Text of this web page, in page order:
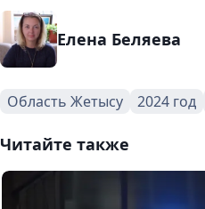
Елена Беляева
Область Жетысу 2024 год
Читайте также